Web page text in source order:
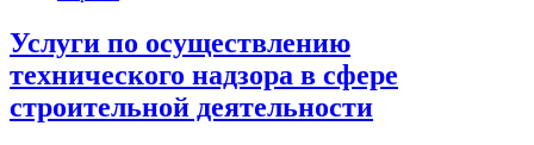
Услуги по осуществлению
технического надзора в сфере
строительной деятельности